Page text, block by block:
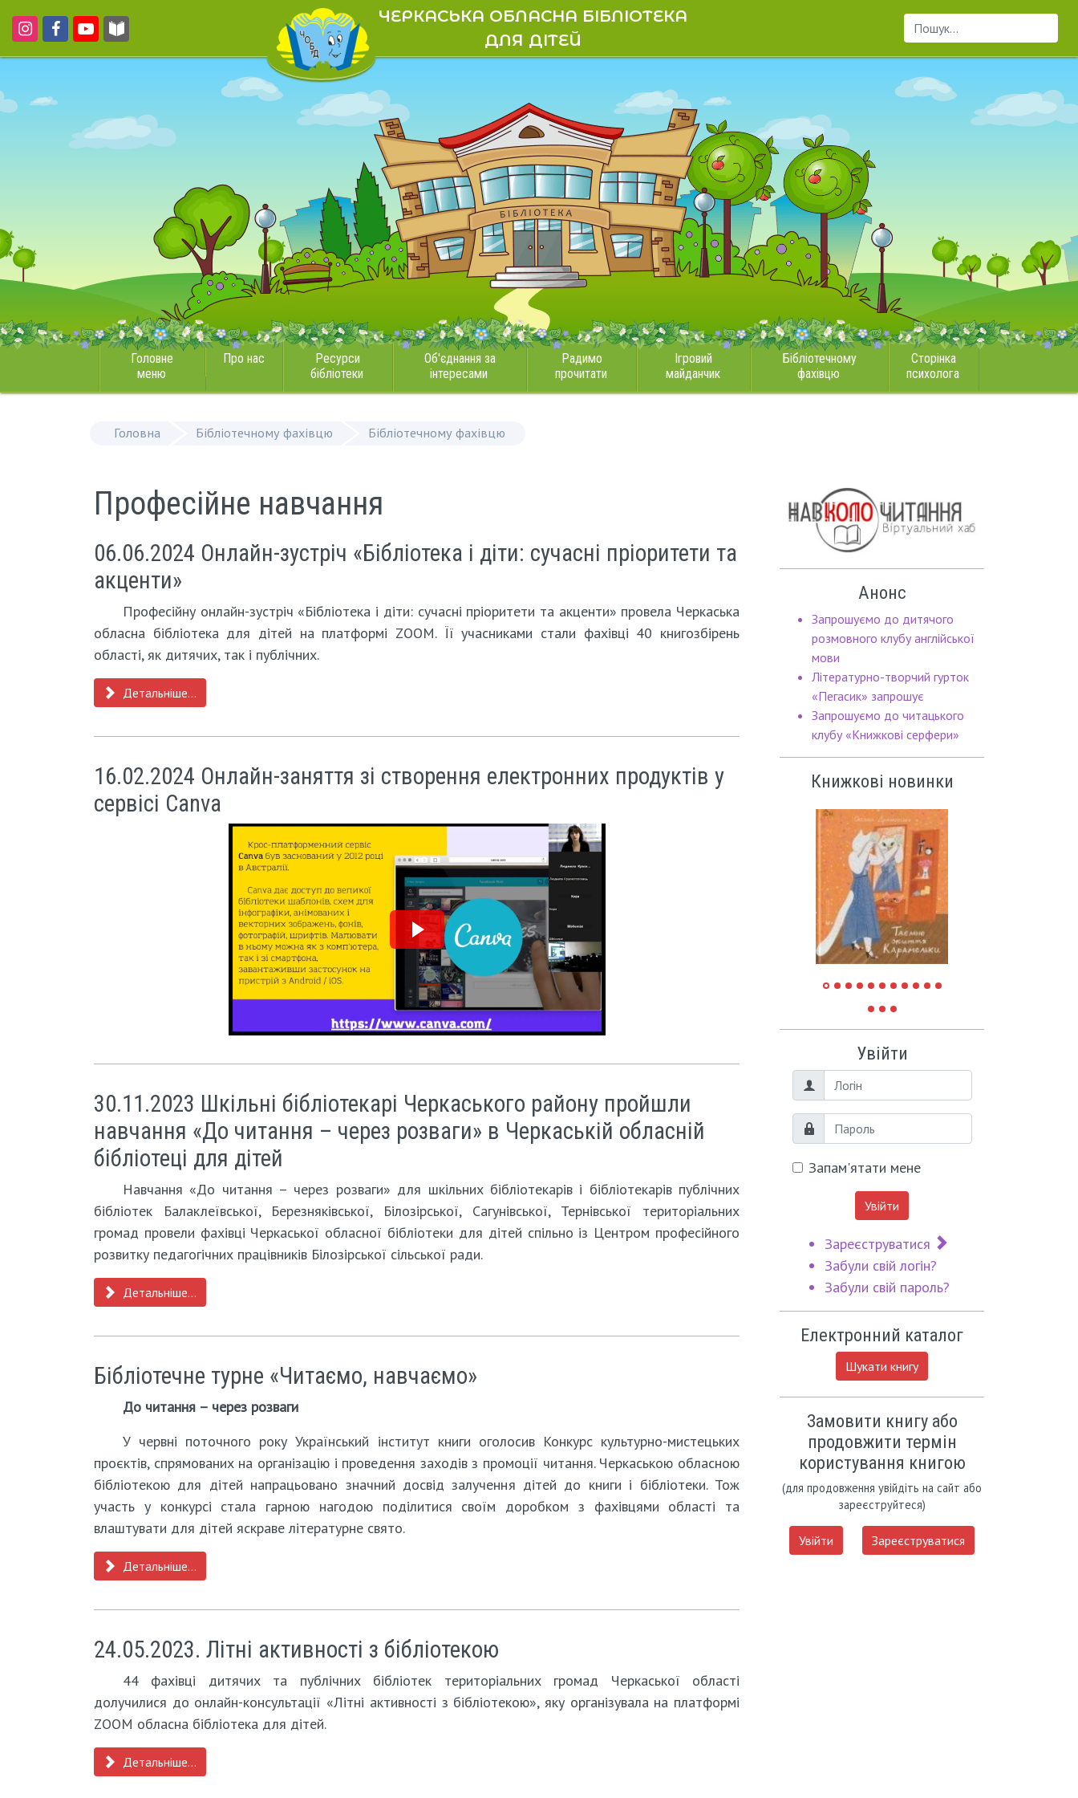
ЧЕРКАСЬКА ОБЛАСНА БІБЛІОТЕКА
ДЛЯ ДІТЕЙ
Пошук...
Головне
меню
Про нас
Ресурси
бібліотеки
Об'єднання за
інтересами
Радимо
прочитати
Ігровий
майданчик
Бібліотечному
фахівцю
Сторінка
психолога
Головна Бібліотечному фахівцю Бібліотечному фахівцю
Професійне навчання
06.06.2024 Онлайн-зустріч «Бібліотека і діти: сучасні пріоритети та
акценти»
Професійну онлайн-зустріч «Бібліотека і діти: сучасні пріоритети та акценти» провела Черкаська
обласна бібліотека для дітей на платформі ZOOM. Її учасниками стали фахівці 40 книгозбірень
області, як дитячих, так і публічних.
Детальніше...
16.02.2024 Онлайн-заняття зі створення електронних продуктів у
сервісі Canva
30.11.2023 Шкільні бібліотекарі Черкаського району пройшли
навчання «До читання – через розваги» в Черкаській обласній
бібліотеці для дітей
Навчання «До читання – через розваги» для шкільних бібліотекарів і бібліотекарів публічних
бібліотек Балаклеївської, Березняківської, Білозірської, Сагунівської, Тернівської територіальних
громад провели фахівці Черкаської обласної бібліотеки для дітей спільно із Центром професійного
розвитку педагогічних працівників Білозірської сільської ради.
Детальніше...
Бібліотечне турне «Читаємо, навчаємо»
До читання – через розваги
У червні поточного року Український інститут книги оголосив Конкурс культурно-мистецьких
проєктів, спрямованих на організацію і проведення заходів з промоції читання. Черкаською обласною
бібліотекою для дітей напрацьовано значний досвід залучення дітей до книги і бібліотеки. Тож
участь у конкурсі стала гарною нагодою поділитися своїм доробком з фахівцями області та
влаштувати для дітей яскраве літературне свято.
Детальніше...
24.05.2023. Літні активності з бібліотекою
44 фахівці дитячих та публічних бібліотек територіальних громад Черкаської області
долучилися до онлайн-консультації «Літні активності з бібліотекою», яку організувала на платформі
ZOOM обласна бібліотека для дітей.
Детальніше...
Анонс
Запрошуємо до дитячого
розмовного клубу англійської
мови
Літературно-творчий гурток
«Пегасик» запрошує
Запрошуємо до читацького
клубу «Книжкові серфери»
Книжкові новинки
Увійти
Логін
Пароль
Запам'ятати мене
Увійти
Зареєструватися
Забули свій логін?
Забули свій пароль?
Електронний каталог
Шукати книгу
Замовити книгу або
продовжити термін
користування книгою
(для продовження увійдіть на сайт або
зареєструйтеся)
Увійти Зареєструватися